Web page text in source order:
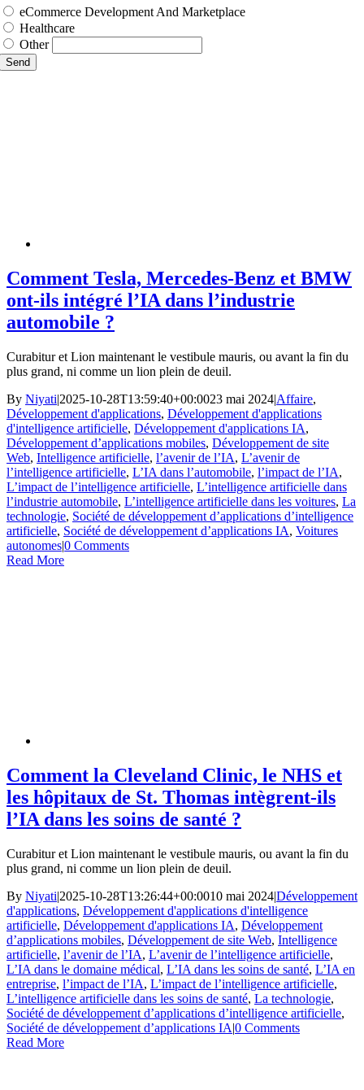
eCommerce Development And Marketplace
Healthcare
Other
Send
Comment Tesla, Mercedes-Benz et BMW
ont-ils intégré l’IA dans l’industrie
automobile ?
Curabitur et Lion maintenant le vestibule mauris, ou avant la fin du
plus grand, ni comme un lion plein de deuil.
By Niyati|2025-10-28T13:59:40+00:0023 mai 2024|Affaire,
Développement d'applications, Développement d'applications
d'intelligence artificielle, Développement d'applications IA,
Développement d’applications mobiles, Développement de site
Web, Intelligence artificielle, l’avenir de l’IA, L’avenir de
l’intelligence artificielle, L’IA dans l’automobile, l’impact de l’IA,
L’impact de l’intelligence artificielle, L’intelligence artificielle dans
l’industrie automobile, L’intelligence artificielle dans les voitures, La
technologie, Société de développement d’applications d’intelligence
artificielle, Société de développement d’applications IA, Voitures
autonomes|0 Comments
Read More
Comment la Cleveland Clinic, le NHS et
les hôpitaux de St. Thomas intègrent-ils
l’IA dans les soins de santé ?
Curabitur et Lion maintenant le vestibule mauris, ou avant la fin du
plus grand, ni comme un lion plein de deuil.
By Niyati|2025-10-28T13:26:44+00:0010 mai 2024|Développement
d'applications, Développement d'applications d'intelligence
artificielle, Développement d'applications IA, Développement
d’applications mobiles, Développement de site Web, Intelligence
artificielle, l’avenir de l’IA, L’avenir de l’intelligence artificielle,
L’IA dans le domaine médical, L’IA dans les soins de santé, L’IA en
entreprise, l’impact de l’IA, L’impact de l’intelligence artificielle,
L’intelligence artificielle dans les soins de santé, La technologie,
Société de développement d’applications d’intelligence artificielle,
Société de développement d’applications IA|0 Comments
Read More